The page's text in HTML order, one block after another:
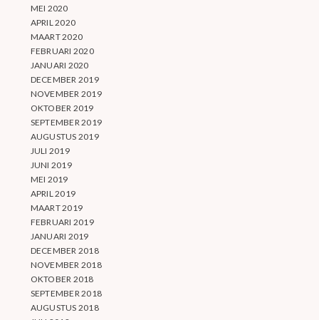
MEI 2020
APRIL 2020
MAART 2020
FEBRUARI 2020
JANUARI 2020
DECEMBER 2019
NOVEMBER 2019
OKTOBER 2019
SEPTEMBER 2019
AUGUSTUS 2019
JULI 2019
JUNI 2019
MEI 2019
APRIL 2019
MAART 2019
FEBRUARI 2019
JANUARI 2019
DECEMBER 2018
NOVEMBER 2018
OKTOBER 2018
SEPTEMBER 2018
AUGUSTUS 2018